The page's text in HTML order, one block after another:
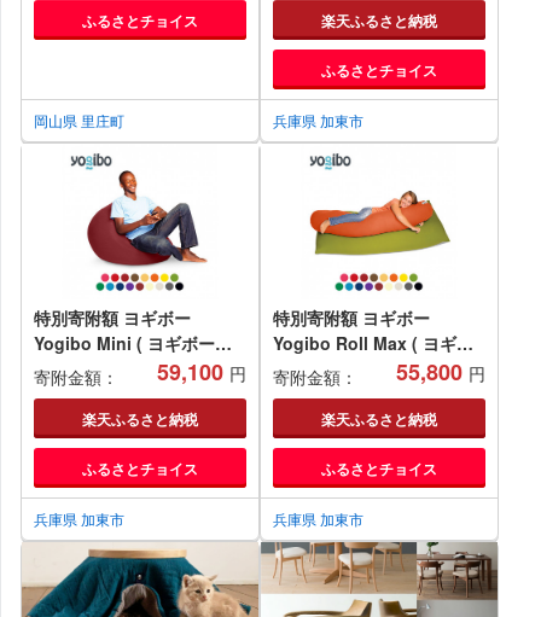
ふるさとチョイス
岡山県 里庄町
ファー クッション インテリ
ア 家具 ゲーム 椅子 期間限
定 限定
楽天ふるさと納税
ふるさとチョイス
兵庫県 加東市
特別寄附額 ヨギボー
Yogibo Mini ( ヨギボーミ
ニ ) ビーズクッション ビー
ズ ソファ ソファー クッシ
ョン インテリア 家具 ゲー
ム 椅子 期間限定 限定
寄附金額： 59,100 円
楽天ふるさと納税
ふるさとチョイス
兵庫県 加東市
特別寄附額 ヨギボー
Yogibo Roll Max ( ヨギボ
ーロールマックス ) 抱き枕
寝具 ビーズクッション ビー
ズ ソファ ソファー クッシ
ョン インテリア 期間限定
寄附金額： 55,800 円
楽天ふるさと納税
ふるさとチョイス
兵庫県 加東市